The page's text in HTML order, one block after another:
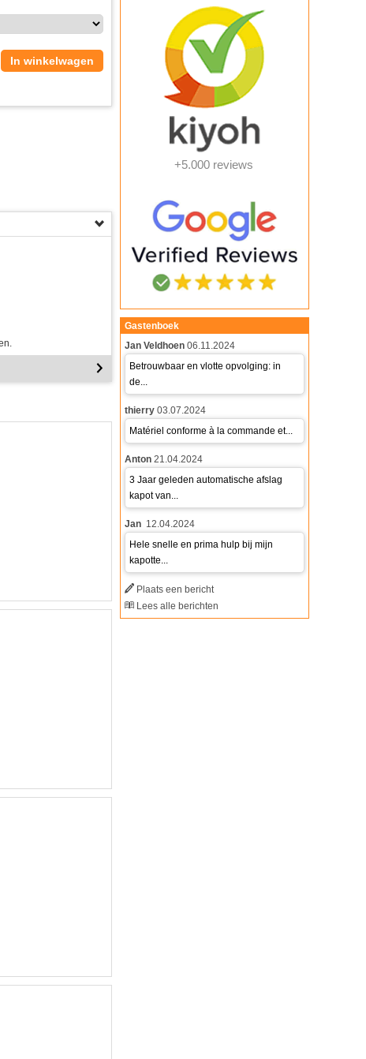
In winkelwagen
+5.000 reviews
Gastenboek
Jan Veldhoen 06.11.2024
Betrouwbaar en vlotte opvolging: in
de...
thierry 03.07.2024
Matériel conforme à la commande et...
Anton 21.04.2024
3 Jaar geleden automatische afslag
kapot van...
Jan 12.04.2024
Hele snelle en prima hulp bij mijn
kapotte...
Plaats een bericht
Lees alle berichten